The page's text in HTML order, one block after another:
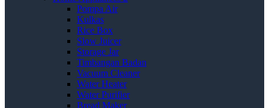
Pompa Air
Kulkas
Rice Box
Slow Juicer
Storage Jar
Timbangan Badan
Vacuum Cleaner
Water Heater
Water Purifier
Bread Maker